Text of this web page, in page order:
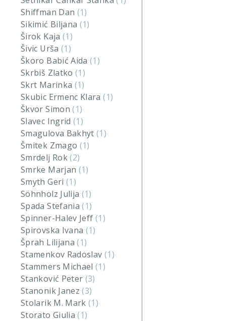
Shiffman Dan (1)
Sikimić Biljana (1)
Širok Kaja (1)
Šivic Urša (1)
Škoro Babić Aida(1)
Skrbiš Zlatko(1)
Skrt Marinka (1)
Skubic Ermenc Klara(1)
Škvor Simon(1)
Slavec Ingrid(1)
Smagulova Bakhyt(1)
Šmitek Zmago (1)
Smrdelj Rok(2)
Smrke Marjan (1)
Smyth Geri (1)
Söhnholz Julija (1)
Spada Stefania(1)
Spinner-Halev Jeff (1)
Spirovska Ivana (1)
Šprah Lilijana(1)
Stamenkov Radoslav (1)
Stammers Michael(1)
Stanković Peter (3)
Stanonik Janez(3)
Stolarik M. Mark(1)
Storato Giulia(1)